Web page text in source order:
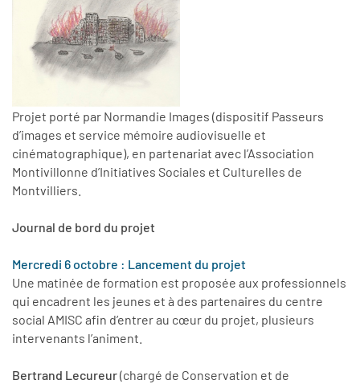
Projet porté par Normandie Images (dispositif Passeurs
d’images et service mémoire audiovisuelle et
cinématographique), en partenariat avec l’Association
Montivillonne d’Initiatives Sociales et Culturelles de
Montvilliers.
Journal de bord du projet
Mercredi 6 octobre : Lancement du projet
Une matinée de formation est proposée aux professionnels
qui encadrent les jeunes et à des partenaires du centre
social AMISC afin d’entrer au cœur du projet, plusieurs
intervenants l’animent.
Bertrand Lecureur(chargé de Conservation et de